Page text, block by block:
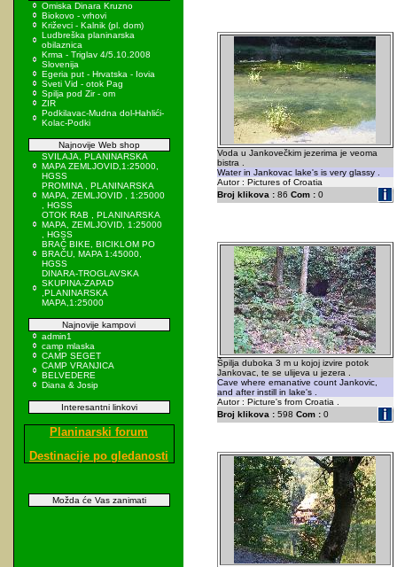
Omiska Dinara Kruzno
Biokovo - vrhovi
Križevci - Kalnik (pl. dom)
Ludbreška planinarska
obilaznica
Krma - Triglav 4/5.10.2008
Slovenija
Egeria put - Hrvatska - Iovia
Sveti Vid - otok Pag
Spilja pod Zir - om
ZIR
Podkilavac-Mudna dol-Hahlići-
Kolac-Podki
Najnovije Web shop
SVILAJA, PLANINARSKA
MAPA ZEMLJOVID,1:25000,
HGSS
PROMINA , PLANINARSKA
MAPA, ZEMLJOVID , 1:25000
, HGSS
OTOK RAB , PLANINARSKA
MAPA, ZEMLJOVID, 1:25000
, HGSS
BRAČ BIKE, BICIKLOM PO
BRAČU, MAPA 1:45000,
HGSS
DINARA-TROGLAVSKA
SKUPINA-ZAPAD
,PLANINARSKA
MAPA,1:25000
Najnovije kampovi
admin1
camp mlaska
CAMP SEGET
CAMP VRANJICA
BELVEDERE
Diana & Josip
Interesantni linkovi
Planinarski forum
Destinacije po gledanosti
Možda će Vas zanimati
Voda u Jankovečkim jezerima je veoma
bistra .
Water in Jankovac lake's is very glassy .
Autor : Pictures of Croatia
Broj klikova :86 Com :0
Špilja duboka 3 m u kojoj izvire potok
Jankovac, te se ulijeva u jezera .
Cave where emanative count Jankovic,
and after instill in lake's .
Autor : Picture's from Croatia .
Broj klikova :598 Com :0